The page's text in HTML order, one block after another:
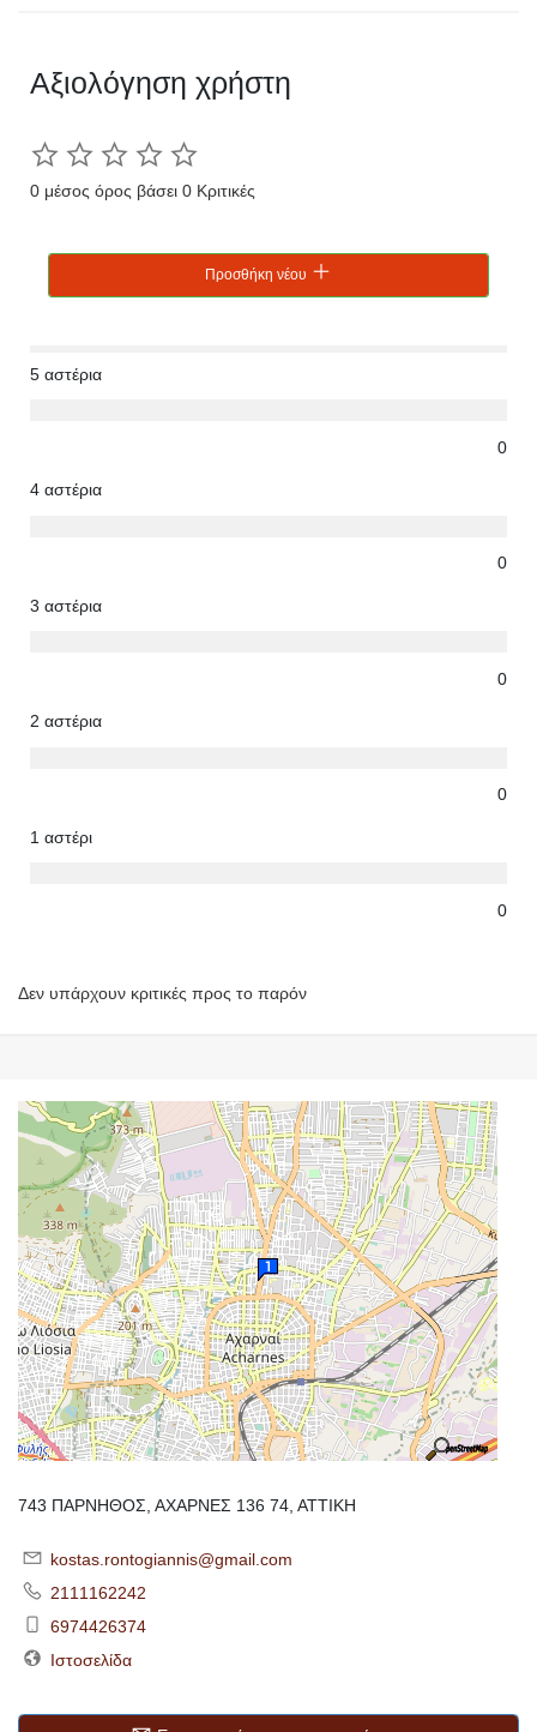
Αξιολόγηση χρήστη
0 μέσος όρος βάσει 0 Κριτικές
Προσθήκη νέου
5 αστέρια
0
4 αστέρια
0
3 αστέρια
0
2 αστέρια
0
1 αστέρι
0
Δεν υπάρχουν κριτικές προς το παρόν
743 ΠΑΡΝΗΘΟΣ, ΑΧΑΡΝΕΣ 136 74, ΑΤΤΙΚΗ
kostas.rontogiannis@gmail.com
2111162242
6974426374
Ιστοσελίδα